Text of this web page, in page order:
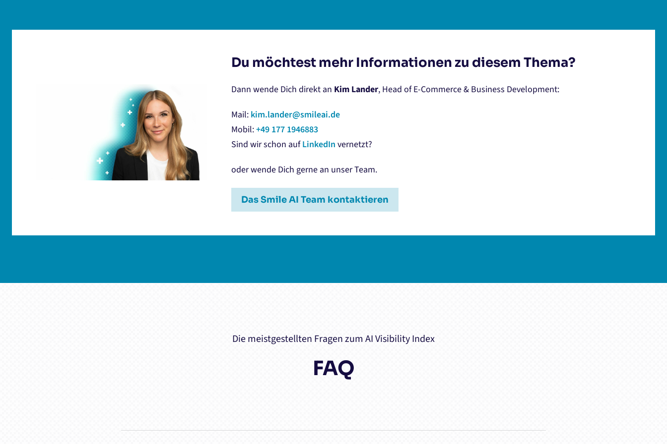
Du möchtest mehr Informationen zu diesem Thema?
Dann wende Dich direkt an Kim Lander, Head of E-Commerce & Business Development:
Mail: kim.lander@smileai.de
Mobil:+49 177 1946883
Sind wir schon aufLinkedIn vernetzt?
oder wende Dich gerne an unser Team.
Das Smile AI Team kontaktieren
Die meistgestellten Fragen zum AI Visibility Index
FAQ